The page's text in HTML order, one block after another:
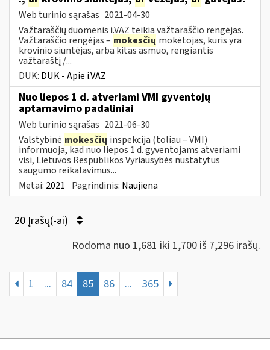
Web turinio sąrašas 2021-04-30
Važtaraščių duomenis i.VAZ teikia važtaraščio rengėjas.
Važtaraščio rengėjas – mokesčių mokėtojas, kuris yra
krovinio siuntėjas, arba kitas asmuo, rengiantis
važtaraštį /...
DUK: DUK - Apie i.VAZ
Nuo liepos 1 d. atveriami VMI gyventojų
aptarnavimo padaliniai
Web turinio sąrašas 2021-06-30
Valstybinė mokesčių inspekcija (toliau – VMI)
informuoja, kad nuo liepos 1 d. gyventojams atveriami
visi, Lietuvos Respublikos Vyriausybės nustatytus
saugumo reikalavimus...
Metai: 2021 Pagrindinis: Naujiena
20 Įrašų(-ai)
Rodoma nuo 1,681 iki 1,700 iš 7,296 irašų.
1 ... 84 85 86 ... 365